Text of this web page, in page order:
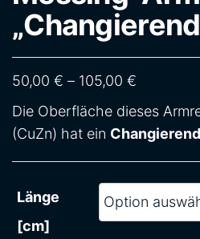
50,00 € – 105,00 €
Die Oberfläche dieses
(CuZn) hat ein
Länge
[cm]